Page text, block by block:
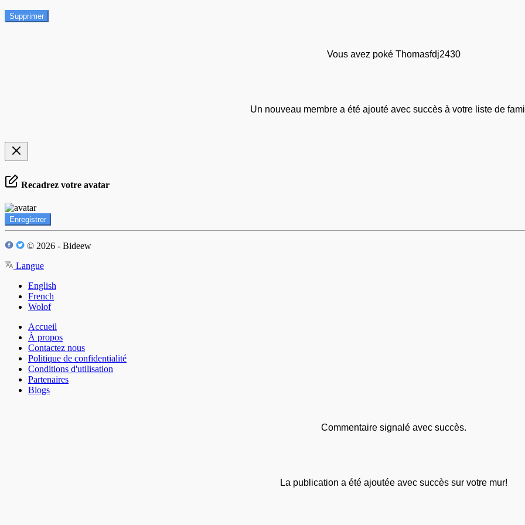
Supprimer
Vous avez poké Thomasfdj2430
Un nouveau membre a été ajouté avec succès à votre liste de
Recadrez votre avatar
Enregistrer
© 2026 - Bideew
Langue
English
French
Wolof
Accueil
À propos
Contactez nous
Politique de confidentialité
Conditions d'utilisation
Partenaires
Blogs
Commentaire signalé avec succès.
La publication a été ajoutée avec succès sur votre mur!